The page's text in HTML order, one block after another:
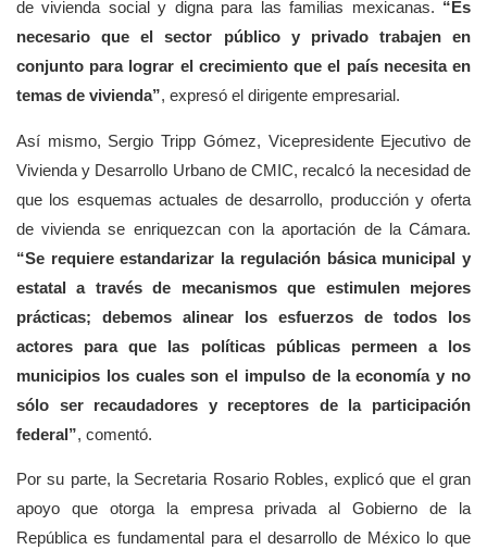
de vivienda social y digna para las familias mexicanas. “Es
necesario que el sector público y privado trabajen en
conjunto para lograr el crecimiento que el país necesita en
temas de vivienda”, expresó el dirigente empresarial.
Así mismo, Sergio Tripp Gómez, Vicepresidente Ejecutivo de
Vivienda y Desarrollo Urbano de CMIC, recalcó la necesidad de
que los esquemas actuales de desarrollo, producción y oferta
de vivienda se enriquezcan con la aportación de la Cámara.
“Se requiere estandarizar la regulación básica municipal y
estatal a través de mecanismos que estimulen mejores
prácticas; debemos alinear los esfuerzos de todos los
actores para que las políticas públicas permeen a los
municipios los cuales son el impulso de la economía y no
sólo ser recaudadores y receptores de la participación
federal”, comentó.
Por su parte, la Secretaria Rosario Robles, explicó que el gran
apoyo que otorga la empresa privada al Gobierno de la
República es fundamental para el desarrollo de México lo que